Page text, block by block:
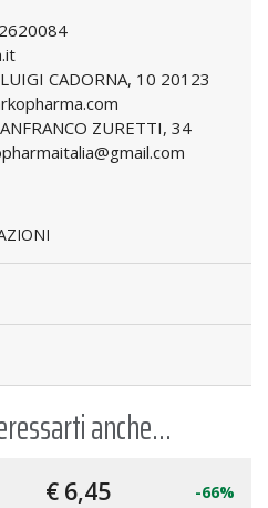
CADORNA, 10 20123
ZURETTI, 34
anche...
€ 6,45 -66%